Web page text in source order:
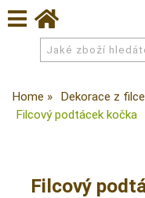
Home Dekorace z filce
Filcový podtácek kočka
Filcový